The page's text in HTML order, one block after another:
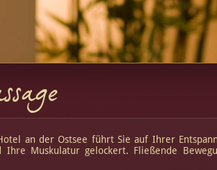
an der Ostsee führt Sie auf Ihrer
Muskulatur gelockert. Fließende